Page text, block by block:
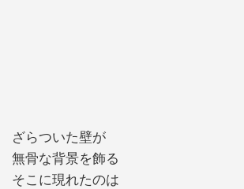
ざらついた壁が
無骨な背景を飾る
そこに現れたのは